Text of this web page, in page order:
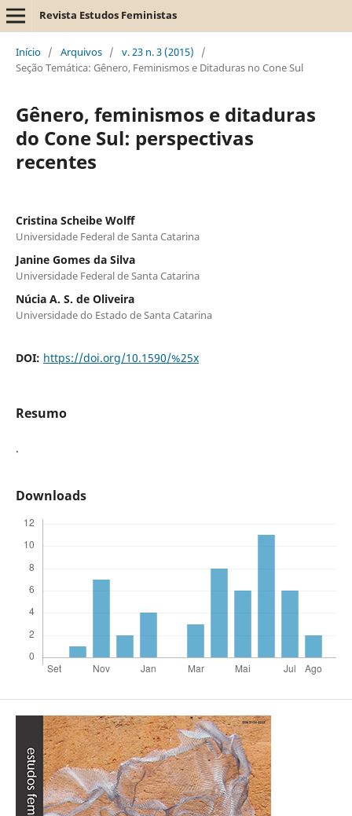
Revista Estudos Feministas
Início / Arquivos / v. 23 n. 3 (2015)
/
Seção Temática: Gênero, Feminismos e Ditaduras no Cone Sul
Gênero, feminismos e ditaduras
do Cone Sul: perspectivas
recentes
Cristina Scheibe Wolff
Universidade Federal de Santa Catarina
Janine Gomes da Silva
Universidade Federal de Santa Catarina
Núcia A. S. de Oliveira
Universidade do Estado de Santa Catarina
DOI: https://doi.org/10.1590/%25x
Resumo
.
Downloads